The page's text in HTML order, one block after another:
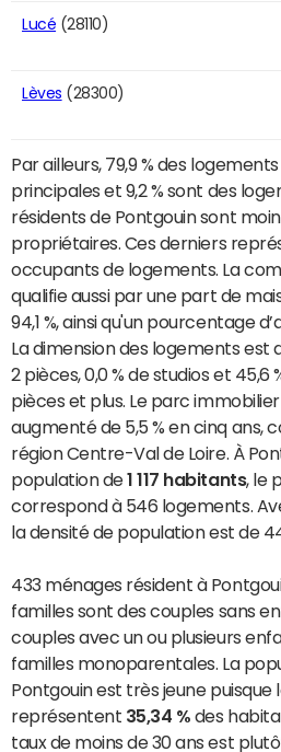
Lucé (28110)
Lèves (28300)
Par ailleurs, 79,9 % des
principales et 9,2 % sont des
résidents de Pontgouin sont
propriétaires. Ces derniers
occupants de logements. La
qualifie aussi par une part de
94,1 %, ainsi qu'un pourcentage
La dimension des logements est
2 pièces, 0,0 % de studios et 45,6
pièces et plus. Le parc
augmenté de 5,5 % en cinq ans,
région Centre-Val de Loire. À
population de1 117 habitants, le
correspond à 546 logements.
la densité de population est de
433 ménages résident à
familles sont des couples sans
couples avec un ou plusieurs
familles monoparentales. La
Pontgouin est très jeune puisque
représentent 35,34 % des
taux de moins de 30 ans est